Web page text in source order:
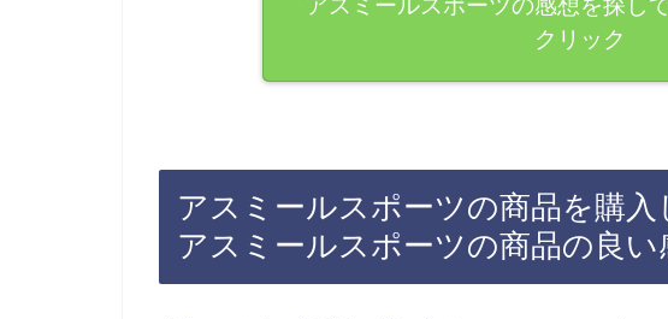
アスミールスポーツの感想を探し
クリック
アスミールスポーツの商品を購入
アスミールスポーツの商品の良い